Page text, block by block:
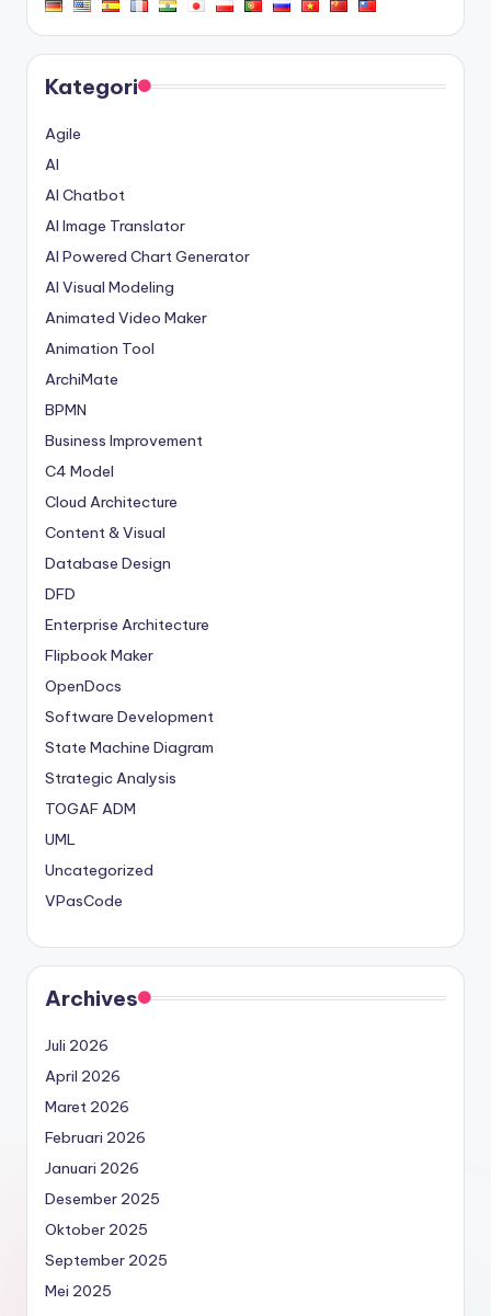
Kategori
Agile
AI
AI Chatbot
AI Image Translator
AI Powered Chart Generator
AI Visual Modeling
Animated Video Maker
Animation Tool
ArchiMate
BPMN
Business Improvement
C4 Model
Cloud Architecture
Content & Visual
Database Design
DFD
Enterprise Architecture
Flipbook Maker
OpenDocs
Software Development
State Machine Diagram
Strategic Analysis
TOGAF ADM
UML
Uncategorized
VPasCode
Archives
Juli 2026
April 2026
Maret 2026
Februari 2026
Januari 2026
Desember 2025
Oktober 2025
September 2025
Mei 2025